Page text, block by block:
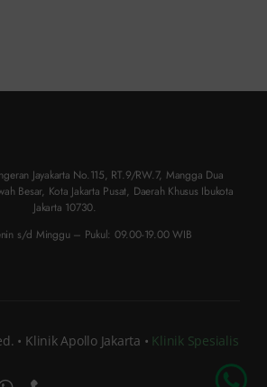
Jayakarta No.115, RT.9/RW.7, Mangga Dua
Besar, Kota Jakarta Pusat, Daerah Khusus Ibukota
Jakarta 10730.
s/d Minggu – Pukul: 09.00-19.00 WIB
• Klinik Apollo Jakarta • Klinik Spesialis